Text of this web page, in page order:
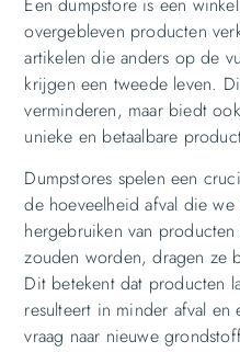
overgebleven producten
artikelen die anders op de
krijgen een tweede leven.
verminderen, maar biedt
unieke en betaalbare
Dumpstores spelen een
de hoeveelheid afval die
hergebruiken van
zouden worden, dragen ze
Dit betekent dat producten
resulteert in minder afval
vraag naar nieuwe